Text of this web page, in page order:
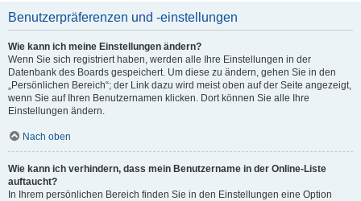
Benutzerpräferenzen und -einstellungen
Wie kann ich meine Einstellungen ändern?
Wenn Sie sich registriert haben, werden alle Ihre Einstellungen in der
Datenbank des Boards gespeichert. Um diese zu ändern, gehen Sie in den
„Persönlichen Bereich“; der Link dazu wird meist oben auf der Seite angezeigt,
wenn Sie auf Ihren Benutzernamen klicken. Dort können Sie alle Ihre
Einstellungen ändern.
Nach oben
Wie kann ich verhindern, dass mein Benutzername in der Online-Liste
auftaucht?
In Ihrem persönlichen Bereich finden Sie in den Einstellungen eine Option